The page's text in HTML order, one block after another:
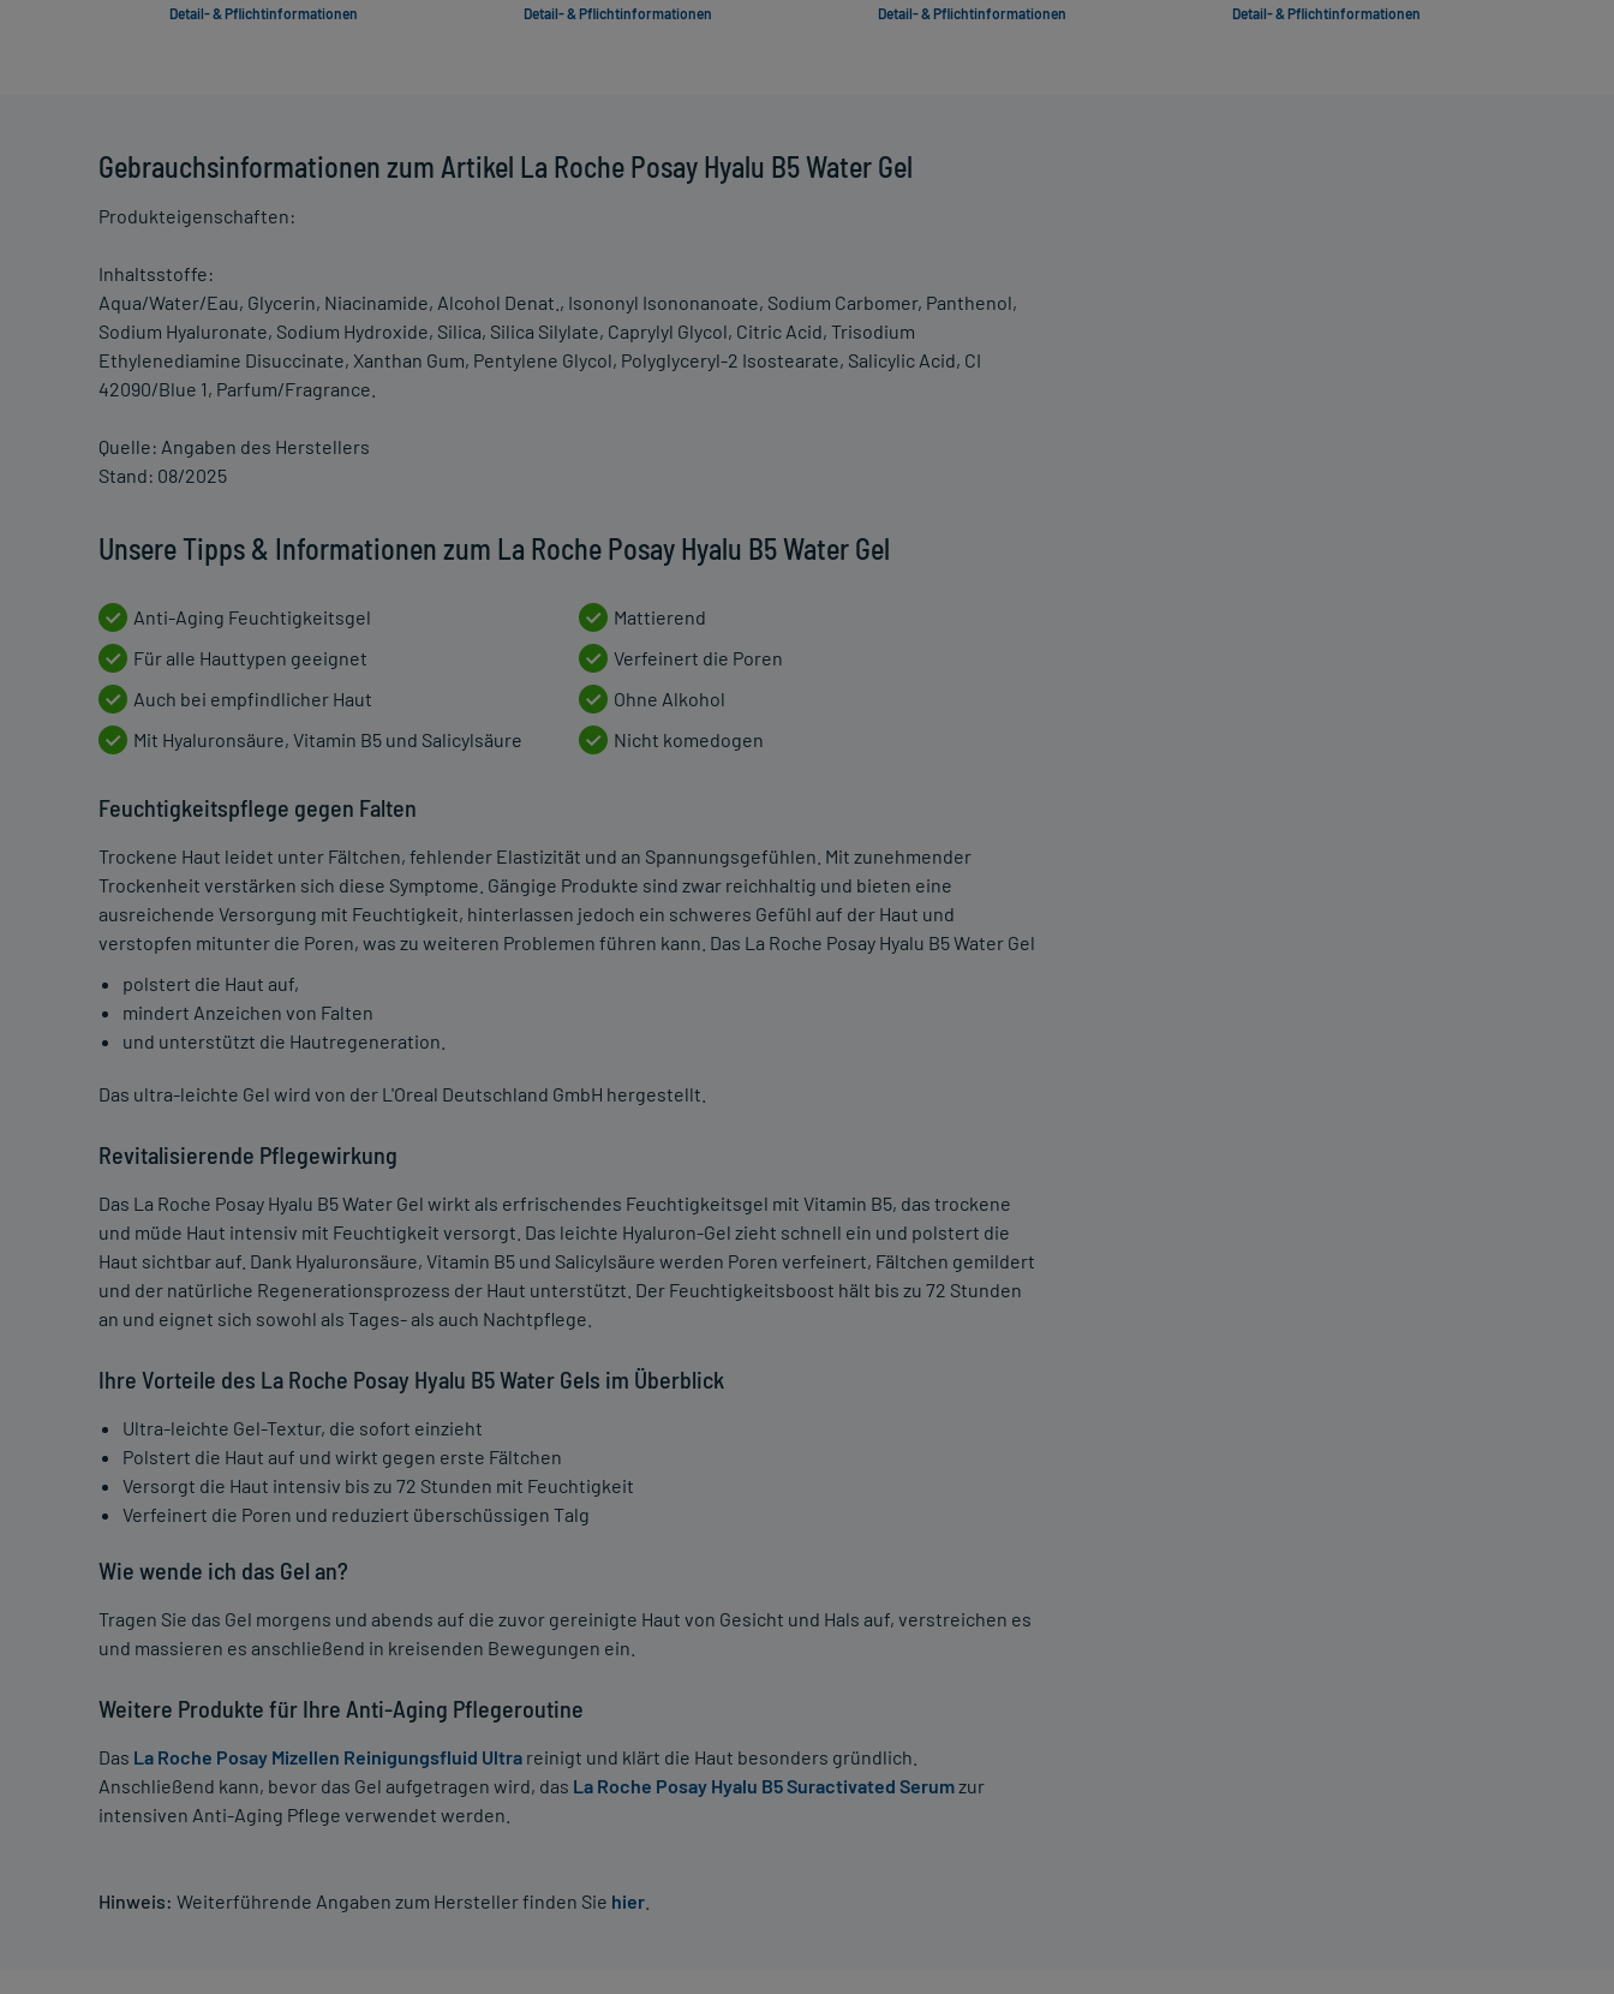
Gebrauchsinformationen zum Artikel La Roche Posay Hyalu B5 Water Gel
Produkteigenschaften:
Inhaltsstoffe:
Aqua/Water/Eau, Glycerin, Niacinamide, Alcohol Denat., Isononyl Isononanoate, Sodium Carbomer, Panthenol,
Sodium Hyaluronate, Sodium Hydroxide, Silica, Silica Silylate, Caprylyl Glycol, Citric Acid, Trisodium
Ethylenediamine Disuccinate, Xanthan Gum, Pentylene Glycol, Polyglyceryl-2 Isostearate, Salicylic Acid, CI
42090/Blue 1, Parfum/Fragrance.
Quelle: Angaben des Herstellers
Stand: 08/2025
Unsere Tipps & Informationen zum La Roche Posay Hyalu B5 Water Gel
Anti-Aging Feuchtigkeitsgel
Für alle Hauttypen geeignet
Auch bei empfindlicher Haut
Mit Hyaluronsäure, Vitamin B5 und Salicylsäure
Mattierend
Verfeinert die Poren
Ohne Alkohol
Nicht komedogen
Feuchtigkeitspflege gegen Falten
Trockene Haut leidet unter Fältchen, fehlender Elastizität und an Spannungsgefühlen. Mit zunehmender
Trockenheit verstärken sich diese Symptome. Gängige Produkte sind zwar reichhaltig und bieten eine
ausreichende Versorgung mit Feuchtigkeit, hinterlassen jedoch ein schweres Gefühl auf der Haut und
verstopfen mitunter die Poren, was zu weiteren Problemen führen kann. Das La Roche Posay Hyalu B5 Water Gel
polstert die Haut auf,
mindert Anzeichen von Falten
und unterstützt die Hautregeneration.
Das ultra-leichte Gel wird von der L'Oreal Deutschland GmbH hergestellt.
Revitalisierende Pflegewirkung
Das La Roche Posay Hyalu B5 Water Gel wirkt als erfrischendes Feuchtigkeitsgel mit Vitamin B5, das trockene
und müde Haut intensiv mit Feuchtigkeit versorgt. Das leichte Hyaluron-Gel zieht schnell ein und polstert die
Haut sichtbar auf. Dank Hyaluronsäure, Vitamin B5 und Salicylsäure werden Poren verfeinert, Fältchen gemildert
und der natürliche Regenerationsprozess der Haut unterstützt. Der Feuchtigkeitsboost hält bis zu 72 Stunden
an und eignet sich sowohl als Tages- als auch Nachtpflege.
Ihre Vorteile des La Roche Posay Hyalu B5 Water Gels im Überblick
Ultra-leichte Gel-Textur, die sofort einzieht
Polstert die Haut auf und wirkt gegen erste Fältchen
Versorgt die Haut intensiv bis zu 72 Stunden mit Feuchtigkeit
Verfeinert die Poren und reduziert überschüssigen Talg
Wie wende ich das Gel an?
Tragen Sie das Gel morgens und abends auf die zuvor gereinigte Haut von Gesicht und Hals auf, verstreichen es
und massieren es anschließend in kreisenden Bewegungen ein.
Weitere Produkte für Ihre Anti-Aging Pflegeroutine
Das La Roche Posay Mizellen Reinigungsfluid Ultra reinigt und klärt die Haut besonders gründlich.
Anschließend kann, bevor das Gel aufgetragen wird, das La Roche Posay Hyalu B5 Suractivated Serumzur
intensiven Anti-Aging Pflege verwendet werden.
Hinweis: Weiterführende Angaben zum Hersteller finden Sie hier
Detail- & Pflichtinformationen Detail- & Pflichtinformationen Detail- & Pflichtinformationen Detail- & Pflichtinformationen